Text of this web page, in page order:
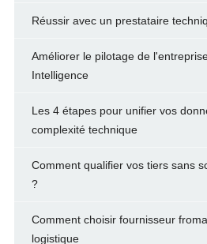
Réussir avec un prestataire
Améliorer le pilotage de
Intelligence
Les 4 étapes pour unifier vos
complexité technique
Comment qualifier vos tiers sans
?
Comment choisir fournisseur
logistique